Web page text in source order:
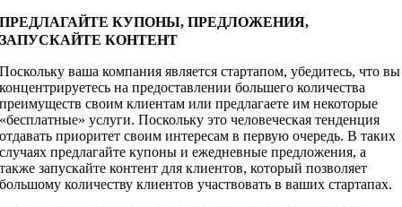
ПРЕДЛАГАЙТЕ КУПОНЫ, ПРЕДЛОЖЕНИЯ,
ЗАПУСКАЙТЕ КОНТЕНТ
Поскольку ваша компания является стартапом, убедитесь, что вы
концентрируетесь на предоставлении большего количества
преимуществ своим клиентам или предлагаете им некоторые
«бесплатные» услуги. Поскольку это человеческая тенденция
отдавать приоритет своим интересам в первую очередь. В таких
случаях предлагайте купоны и ежедневные предложения, а
также запускайте контент для клиентов, который позволяет
большому количеству клиентов участвовать в ваших стартапах.